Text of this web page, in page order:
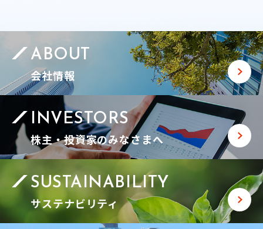
ABOUT
会社情報
INVESTORS
株主・投資家のみなさまへ
SUSTAINABILITY
サステナビリティ